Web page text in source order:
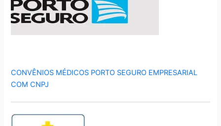
CONVÊNIOS MÉDICOS PORTO SEGURO EMPRESARIAL
COM CNPJ